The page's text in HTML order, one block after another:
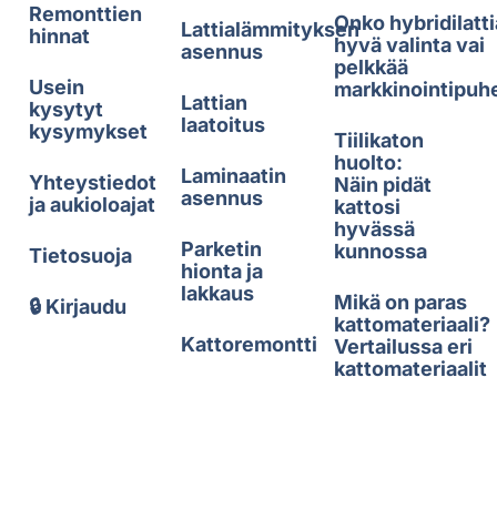
Remonttien
hinnat
Usein
kysytyt
kysymykset
Yhteystiedot
ja aukioloajat
Tietosuoja
🔒 Kirjaudu
Lattialämmityksen
asennus
Lattian
laatoitus
Laminaatin
asennus
Parketin
hionta ja
lakkaus
Kattoremontti
Onko
hyvä valinta vai
pelkkää
Tiilikaton
huolto:
Näin pidät
kattosi
hyvässä
kunnossa
Mikä on paras
kattomateriaali?
Vertailussa eri
kattomateriaalit